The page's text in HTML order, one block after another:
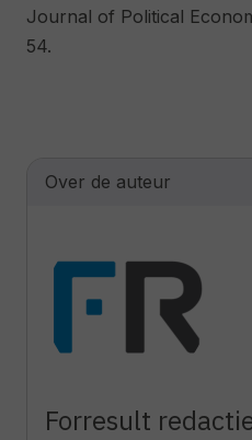
Journal of Political
54.
Over de auteur
Forresult